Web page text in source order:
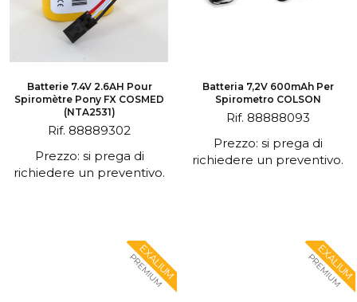
Batterie 7.4V 2.6AH Pour
Spiromètre Pony FX COSMED
(NTA2531)
Rif. 88889302
Prezzo: si prega di
richiedere un preventivo.
Batteria 7,2V 600mAh Per
Spirometro COLSON
Rif. 88888093
Prezzo: si prega di
richiedere un preventivo.
EXALIUM
PREMIUM EXALIUM
PREMIUM